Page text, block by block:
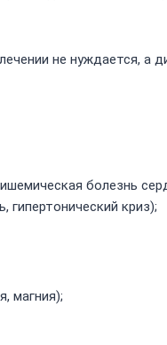
не нуждается, а
болезнь
криз);
магния);